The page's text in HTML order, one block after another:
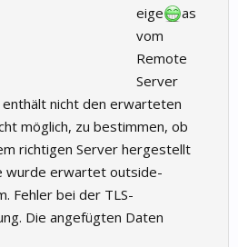
eige
as
vom
Remote
Server
nicht den erwarteten
möglich, zu bestimmen, ob
richtigen Server hergestellt
wurde erwartet outside-
Fehler bei der TLS-
Die angefügten Daten